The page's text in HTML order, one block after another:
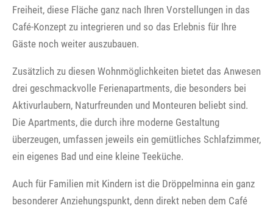
Freiheit, diese Fläche ganz nach Ihren Vorstellungen in das
Café-Konzept zu integrieren und so das Erlebnis für Ihre
Gäste noch weiter auszubauen.
Zusätzlich zu diesen Wohnmöglichkeiten bietet das Anwesen
drei geschmackvolle Ferienapartments, die besonders bei
Aktivurlaubern, Naturfreunden und Monteuren beliebt sind.
Die Apartments, die durch ihre moderne Gestaltung
überzeugen, umfassen jeweils ein gemütliches Schlafzimmer,
ein eigenes Bad und eine kleine Teeküche.
Auch für Familien mit Kindern ist die Dröppelminna ein ganz
besonderer Anziehungspunkt, denn direkt neben dem Café